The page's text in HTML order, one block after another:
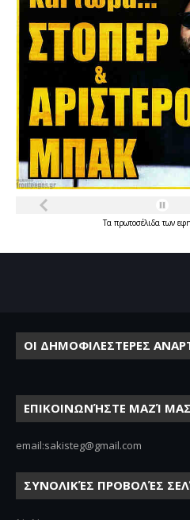
Τα πρωτοσέλιδατων
ΟΙ ΔΗΜΟΦΙΛΕΣΤΕΡΕΣ
ΕΠΙΚΟΙΝΩΝΉΣΤΕ ΜΑΖΊ ΜΑΣ
email:sakisteg@gmail.com
ΣΥΝΟΛΙΚΈΣ ΠΡΟΒΟΛΈΣ